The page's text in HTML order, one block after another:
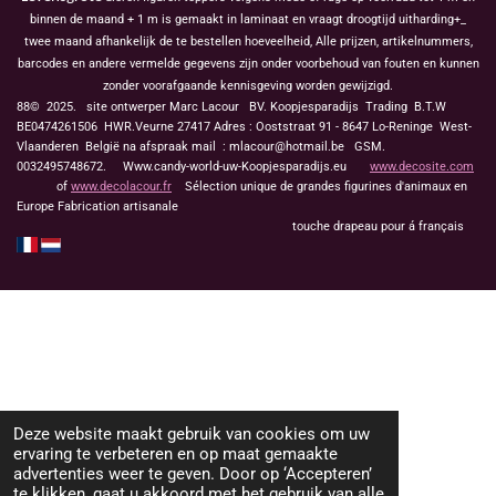
Deze website maakt gebruik van cookies om uw
ervaring te verbeteren en op maat gemaakte
advertenties weer te geven. Door op ‘Accepteren’
binnen de maand + 1 m is gemaakt in laminaat en vraagt droogtijd uitharding+_
twee maand afhankelijk de te bestellen hoeveelheid, Alle prijzen, artikelnummers,
barcodes en andere vermelde gegevens zijn onder voorbehoud van fouten en kunnen
zonder voorafgaande kennisgeving worden gewijzigd.
88© 2025. site ontwerper Marc Lacour BV. Koopjesparadijs Trading
B.T.W
BE0474261506 HWR.Veurne 27417 Adres : Ooststraat 91 - 8647 Lo-Reninge West-
Vlaanderen België na afspraak mail : mlacour@hotmail.be GSM.
0032495748672. Www.candy-world-uw-Koopjesparadijs.eu www.decosite.com
of www.decolacour.fr Sélection unique de grandes figurines d'animaux en
Europe Fabrication artisanale
touche drapeau pour á français